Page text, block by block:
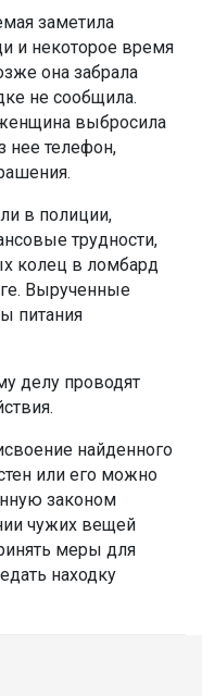
заметила
и некоторое время
она забрала
не сообщила.
выбросила
нее телефон,
в полиции,
трудности,
колец в ломбард
Вырученные
питания
делу проводят
найденного
или его можно
законом
чужих вещей
меры для
находку